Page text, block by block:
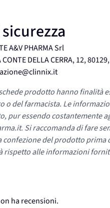
A&V PHARMA Srl
CONTE DELLA CERRA, 12,
prodotto hanno finalità
o del farmacista. Le
pur essendo costantemente
Si raccomanda di fare
del prodotto prima
rispetto alle informazioni
ha recensioni.